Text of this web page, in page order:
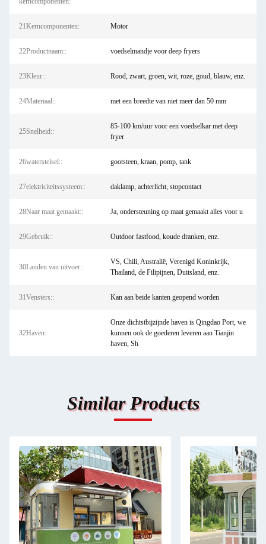
21Kerncomponenten: Motor
22Productnaam:: voedselmandje voor deep fryers
23Kleur:: Rood, zwart, groen, wit, roze, goud, blauw, enz.
24Materiaal:: met een breedte van niet meer dan 50 mm
25Snelheid::
85-100 km/uur voor een voedselkar met deep
fryer
26waterstelsel:: gootsteen, kraan, pomp, tank
27elektriciteitssysteem:: daklamp, achterlicht, stopcontact
28Naar maat gemaakt:: Ja, ondersteuning op maat gemaakt alles voor u
29Gebruik:: Outdoor fastfood, koude dranken, enz.
30Landen van uitvoer::
VS, Chili, Australië, Verenigd Koninkrijk,
Thailand, de Filipijnen, Duitsland, enz.
31Vensters:: Kan aan beide kanten geopend worden
32Haven:
Onze dichtstbijzijnde haven is Qingdao Port, we
kunnen ook de goederen leveren aan Tianjin
haven, Sh
Similar Products